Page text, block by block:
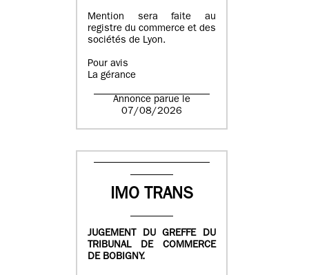
Mention sera faite au
registre du commerce et des
sociétés de Lyon.
Pour avis
La gérance
Annonce parue le
07/08/2026
IMO TRANS
JUGEMENT DU GREFFE DU
TRIBUNAL DE COMMERCE
DE BOBIGNY.